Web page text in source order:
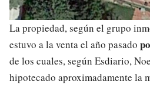
La propiedad, según el grupo
estuvo a la venta el año pasado
de los cuales, según Esdiario,
hipotecado aproximadamente la